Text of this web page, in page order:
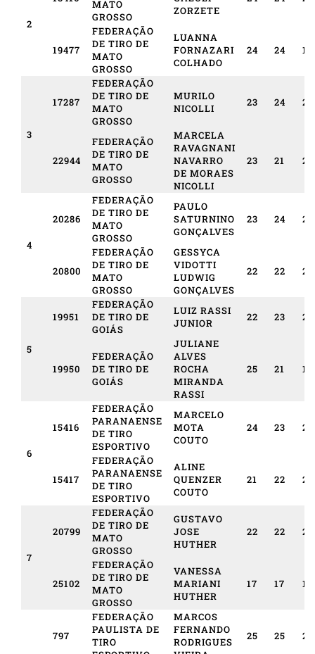
2
MATO
GROSSO
ZORZETE
19477
FEDERAÇÃO
DE TIRO DE
MATO
GROSSO
LUANNA
FORNAZARI
COLHADO
24 24 19
3
17287
FEDERAÇÃO
DE TIRO DE
MATO
GROSSO
MURILO
NICOLLI
23 24 23
22944
FEDERAÇÃO
DE TIRO DE
MATO
GROSSO
MARCELA
RAVAGNANI
NAVARRO
DE MORAES
NICOLLI
23 21 23
4
20286
FEDERAÇÃO
DE TIRO DE
MATO
GROSSO
PAULO
SATURNINO
GONÇALVES
23 24 25
20800
FEDERAÇÃO
DE TIRO DE
MATO
GROSSO
GESSYCA
VIDOTTI
LUDWIG
GONÇALVES
22 22 21
5
19951
FEDERAÇÃO
DE TIRO DE
GOIÁS
LUIZ RASSI
JUNIOR
22 23 24
19950
FEDERAÇÃO
DE TIRO DE
GOIÁS
JULIANE
ALVES
ROCHA
MIRANDA
RASSI
25 21 17
6
15416
FEDERAÇÃO
PARANAENSE
DE TIRO
ESPORTIVO
MARCELO
MOTA
COUTO
24 23 20
15417
FEDERAÇÃO
PARANAENSE
DE TIRO
ESPORTIVO
ALINE
QUENZER
COUTO
21 22 21
7
20799
FEDERAÇÃO
DE TIRO DE
MATO
GROSSO
GUSTAVO
JOSE
HUTHER
22 22 20
25102
FEDERAÇÃO
DE TIRO DE
MATO
GROSSO
VANESSA
MARIANI
HUTHER
17 17 14
797
FEDERAÇÃO
PAULISTA DE
TIRO
MARCOS
FERNANDO
RODRIGUES
25 25 23